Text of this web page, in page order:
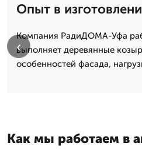
Опыт в
Компания РадиДОМА-Уфа
выполняет деревянные
особенностей фасада,
‹
Как мы работаем в